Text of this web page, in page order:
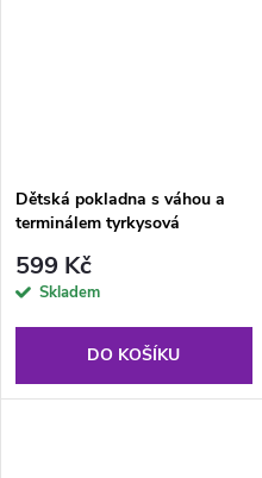
Dětská pokladna s váhou a
terminálem tyrkysová
599 Kč
Skladem
DO KOŠÍKU